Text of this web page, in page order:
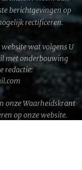
berichtgevingen op
rectificeren.
wat volgens U
met onderbouwing
redactie:
onze Waarheidskrant
op onze website.